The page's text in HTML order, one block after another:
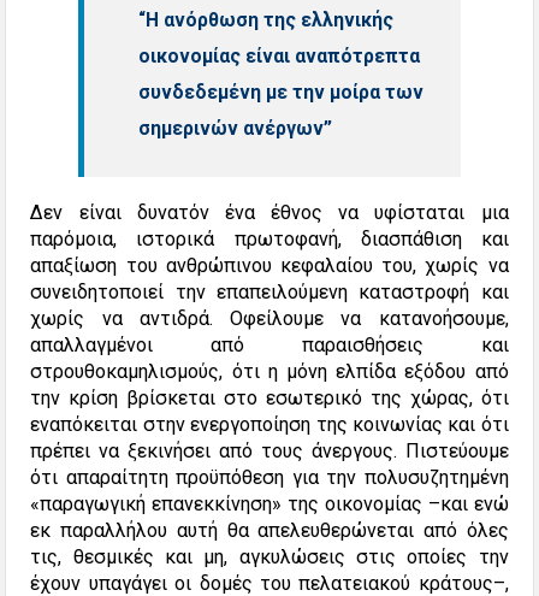
“Η ανόρθωση της ελληνικής
οικονομίας είναι αναπότρεπτα
συνδεδεμένη με την μοίρα των
σημερινών ανέργων”
Δεν είναι δυνατόν ένα έθνος να υφίσταται μια
παρόμοια, ιστορικά πρωτοφανή, διασπάθιση και
απαξίωση του ανθρώπινου κεφαλαίου του, χωρίς να
συνειδητοποιεί την επαπειλούμενη καταστροφή και
χωρίς να αντιδρά. Οφείλουμε να κατανοήσουμε,
απαλλαγμένοι από παραισθήσεις και
στρουθοκαμηλισμούς, ότι η μόνη ελπίδα εξόδου από
την κρίση βρίσκεται στο εσωτερικό της χώρας, ότι
εναπόκειται στην ενεργοποίηση της κοινωνίας και ότι
πρέπει να ξεκινήσει από τους άνεργους. Πιστεύουμε
ότι απαραίτητη προϋπόθεση για την πολυσυζητημένη
«παραγωγική επανεκκίνηση» της οικονομίας –και ενώ
εκ παραλλήλου αυτή θα απελευθερώνεται από όλες
τις, θεσμικές και μη, αγκυλώσεις στις οποίες την
έχουν υπαγάγει οι δομές του πελατειακού κράτους–,